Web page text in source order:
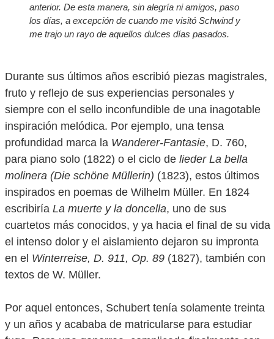
anterior. De esta manera, sin alegría ni amigos, paso
los días, a excepción de cuando me visitó Schwind y
me trajo un rayo de aquellos dulces días pasados.
Durante sus últimos años escribió piezas magistrales,
fruto y reflejo de sus experiencias personales y
siempre con el sello inconfundible de una inagotable
inspiración melódica. Por ejemplo, una tensa
profundidad marca la Wanderer-Fantasie, D. 760,
para piano solo (1822) o el ciclo de lieder La bella
molinera (Die schöne Müllerin) (1823), estos últimos
inspirados en poemas de Wilhelm Müller. En 1824
escribiría La muerte y la doncella, uno de sus
cuartetos más conocidos, y ya hacia el final de su vida
el intenso dolor y el aislamiento dejaron su impronta
en el Winterreise, D. 911, Op. 89 (1827), también con
textos de W. Müller.
Por aquel entonces, Schubert tenía solamente treinta
y un años y acababa de matricularse para estudiar